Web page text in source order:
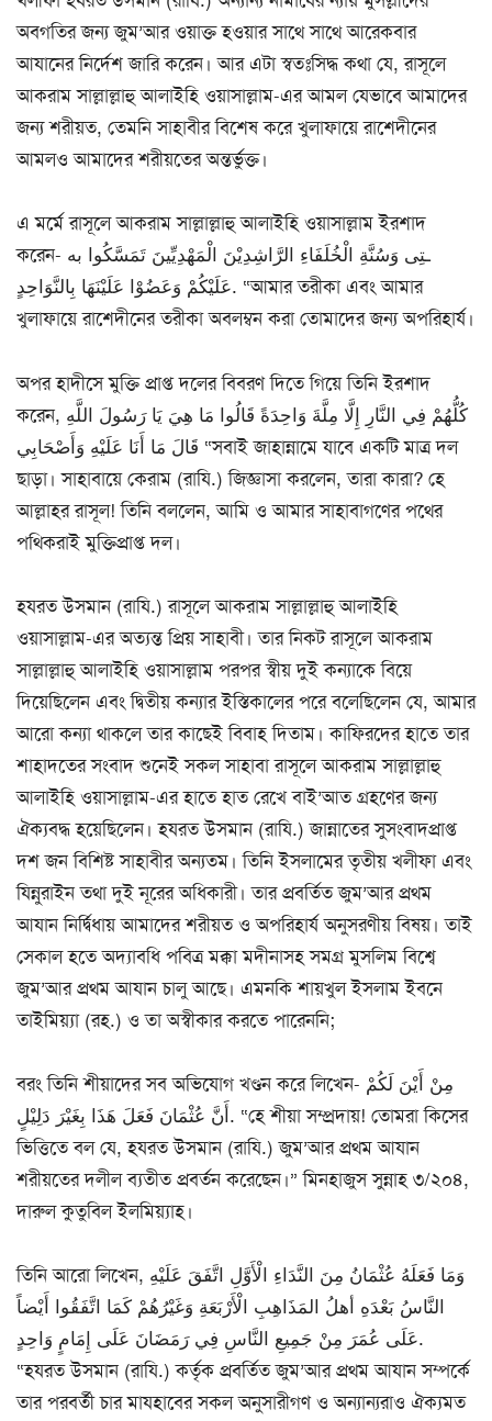
অবগতির জন্য জুম’আর ওয়াক্ত হওয়ার সাথে সাথে আরেকবার
আযানের নির্দেশ জারি করেন। আর এটা স্বতঃসিদ্ধ কথা যে, রাসূলে
আকরাম সাল্লাল্লাহু আলাইহি ওয়াসাল্লাম-এর আমল যেভাবে আমাদের
জন্য শরীয়ত, তেমনি সাহাবীর বিশেষ করে খুলাফায়ে রাশেদীনের
আমলও আমাদের শরীয়তের অন্তর্ভুক্ত।
এ মর্মে রাসূলে আকরাম সাল্লাল্লাহু আলাইহি ওয়াসাল্লাম ইরশাদ
করেন- ـتِى وَسُنَّةِ الْخُلَفَاءِ الرَّاشِدِيْنَ الْمَهْدِيِّينَ تَمَسَّكُوا به
عَلَيْكُمْ وَعَضُوْا عَلَيْنَهَا بِالنَّوَاحِدٍ. “আমার তরীকা এবং আমার
খুলাফায়ে রাশেদীনের তরীকা অবলম্বন করা তোমাদের জন্য অপরিহার্য।
অপর হাদীসে মুক্তি প্রাপ্ত দলের বিবরণ দিতে গিয়ে তিনি ইরশাদ
করেন, كُلُّهُمْ فِي النَّارِ إِلَّا مِلَّةَ وَاحِدَةً قَالُوا مَا هِيَ يَا رَسُولَ اللَّهِ
قَالَ مَا أَنَا عَلَيْهِ وَأَصْحَابِي “সবাই জাহান্নামে যাবে একটি মাত্র দল
ছাড়া। সাহাবায়ে কেরাম (রাযি.) জিজ্ঞাসা করলেন, তারা কারা? হে
আল্লাহর রাসূল! তিনি বললেন, আমি ও আমার সাহাবাগণের পথের
পথিকরাই মুক্তিপ্রাপ্ত দল।
হযরত উসমান (রাযি.) রাসূলে আকরাম সাল্লাল্লাহু আলাইহি
ওয়াসাল্লাম-এর অত্যন্ত প্রিয় সাহাবী। তার নিকট রাসূলে আকরাম
সাল্লাল্লাহু আলাইহি ওয়াসাল্লাম পরপর স্বীয় দুই কন্যাকে বিয়ে
দিয়েছিলেন এবং দ্বিতীয় কন্যার ইস্তিকালের পরে বলেছিলেন যে, আমার
আরো কন্যা থাকলে তার কাছেই বিবাহ দিতাম। কাফিরদের হাতে তার
শাহাদতের সংবাদ শুনেই সকল সাহাবা রাসূলে আকরাম সাল্লাল্লাহু
আলাইহি ওয়াসাল্লাম-এর হাতে হাত রেখে বাই’আত গ্রহণের জন্য
ঐক্যবদ্ধ হয়েছিলেন। হযরত উসমান (রাযি.) জান্নাতের সুসংবাদপ্রাপ্ত
দশ জন বিশিষ্ট সাহাবীর অন্যতম। তিনি ইসলামের তৃতীয় খলীফা এবং
যিন্নুরাইন তথা দুই নূরের অধিকারী। তার প্রবর্তিত জুম’আর প্রথম
আযান নির্দ্বিধায় আমাদের শরীয়ত ও অপরিহার্য অনুসরণীয় বিষয়। তাই
সেকাল হতে অদ্যাবধি পবিত্র মক্কা মদীনাসহ সমগ্র মুসলিম বিশ্বে
জুম’আর প্রথম আযান চালু আছে। এমনকি শায়খুল ইসলাম ইবনে
তাইমিয়্যা (রহ.) ও তা অস্বীকার করতে পারেননি;
বরং তিনি শীয়াদের সব অভিযোগ খণ্ডন করে লিখেন- مِنْ أَيْنَ لَكُمْ
أَنَّ عُثْمَانَ فَعَلَ هَذَا بِغَيْرَ دَلِيْلٍ. “হে শীয়া সম্প্রদায়! তোমরা কিসের
ভিত্তিতে বল যে, হযরত উসমান (রাযি.) জুম’আর প্রথম আযান
শরীয়তের দলীল ব্যতীত প্রবর্তন করেছেন।” মিনহাজুস সুন্নাহ ৩/২০৪,
দারুল কুতুবিল ইলমিয়্যাহ।
তিনি আরো লিখেন, وَمَا فَعَلَهُ عُثْمَانُ مِنَ النَّدَاءِ الْأَوَّلِ اتَّفَقَ عَلَيْهِ
النَّاسُ بَعْدَهِ أهلُ المَذَاهِبِ الْأَرْبَعَةِ وَغَيْرُهُمْ كَمَا اتَّفَقُوا أَيْضاً
عَلَى عُمَرَ مِنْ جَمِيعِ النَّاسِ فِي رَمَضَانَ عَلَى إِمَامٍ وَاحِدٍ.
“হযরত উসমান (রাযি.) কর্তৃক প্রবর্তিত জুম’আর প্রথম আযান সম্পর্কে
তার পরবর্তী চার মাযহাবের সকল অনুসারীগণ ও অন্যান্যরাও ঐক্যমত